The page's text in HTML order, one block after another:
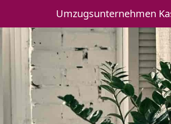
Umzugsunternehmen